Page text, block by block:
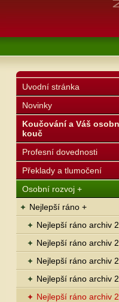
Uvodní stránka
Novinky
Koučování a Váš
kouč
Profesní dovednosti
Překlady a tlumočení
Osobní rozvoj +
Nejlepší ráno +
Nejlepší ráno archiv
Nejlepší ráno archiv
Nejlepší ráno archiv
Nejlepší ráno archiv
Nejlepší ráno archiv